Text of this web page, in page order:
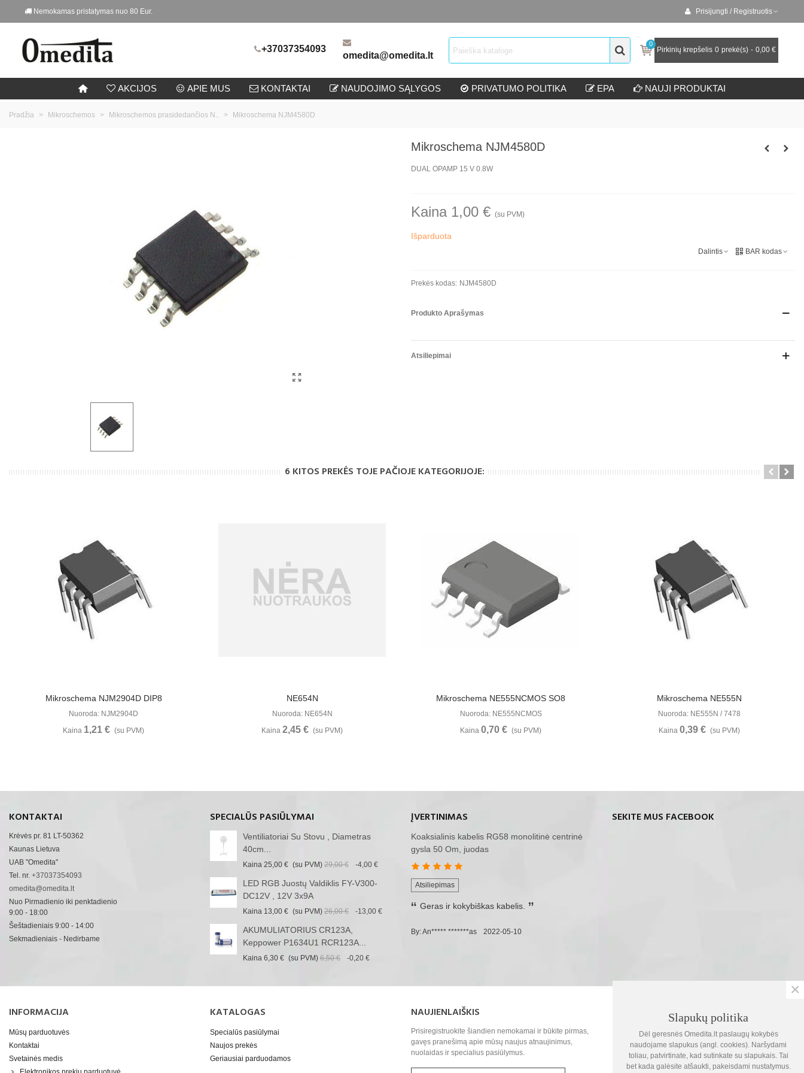
Nemokamas pristatymas nuo 80 Eur. Prisijungti / Registruotis
+37037354093
omedita@omedita.lt
0
Pirkinių krepšelis 0 prekė(s) - 0,00 €
AKCIJOS APIE MUS KONTAKTAI NAUDOJIMO SĄLYGOS PRIVATUMO POLITIKA EPA NAUJI PRODUKTAI
Pradžia > Mikroschemos > Mikroschemos prasidedančios N.. > Mikroschema NJM4580D
Mikroschema NJM4580D
DUAL OPAMP 15 V 0.8W
Kaina 1,00 € (su PVM)
Išparduota
Dalintis BAR kodas
Prekės kodas: NJM4580D
Produkto Aprašymas
Atsiliepimai
6 KITOS PREKĖS TOJE PAČIOJE KATEGORIJOJE:
Žiūrėti Daugiau
Mikroschema NJM2904D DIP8
Nuoroda: NJM2904D
Kaina 1,21 € (su PVM)
Žiūrėti Daugiau
NE654N
Nuoroda: NE654N
Kaina 2,45 € (su PVM)
Žiūrėti Daugiau
Mikroschema NE555NCMOS SO8
Nuoroda: NE555NCMOS
Kaina 0,70 € (su PVM)
Žiūrėti Daugiau
Mikroschema NE555N
Nuoroda: NE555N / 7478
Kaina 0,39 € (su PVM)
KONTAKTAI
Krėvės pr. 81 LT-50362
Kaunas Lietuva
UAB "Omedita"
Tel. nr. +37037354093
omedita@omedita.lt
Nuo Pirmadienio iki penktadienio
9:00 - 18:00
Šeštadieniais 9:00 - 14:00
Sekmadieniais - Nedirbame
SPECIALŪS PASIŪLYMAI
Ventiliatoriai Su Stovu , Diametras
40cm...
Kaina 25,00 € (su PVM) 29,00 € -4,00 €
LED RGB Juostų Valdiklis FY-V300-
DC12V , 12V 3x9A
Kaina 13,00 € (su PVM) 26,00 € -13,00 €
AKUMULIATORIUS CR123A,
Keppower P1634U1 RCR123A...
Kaina 6,30 € (su PVM) 6,50 € -0,20 €
ĮVERTINIMAS
Koaksialinis kabelis RG58 monolitinė centrinė
gysla 50 Om, juodas
Atsiliepimas
Geras ir kokybiškas kabelis.
By: An***** *******as 2022-05-10
SEKITE MUS FACEBOOK
INFORMACIJA
Mūsų parduotuvės
Kontaktai
Svetainės medis
KATALOGAS
Specialūs pasiūlymai
Naujos prekės
Geriausiai parduodamos
NAUJIENLAIŠKIS
Prisiregistruokite šiandien nemokamai ir būkite pirmas,
gavęs pranešimą apie mūsų naujus atnaujinimus,
nuolaidas ir specialius pasiūlymus.
Krepšelis
Slapukų politika
Dėl geresnės Omedita.lt paslaugų kokybės
naudojame slapukus (angl. cookies). Naršydami
toliau, patvirtinate, kad sutinkate su slapukais. Tai
bet kada galėsite atšaukti, pakeisdami nustatymus.
×